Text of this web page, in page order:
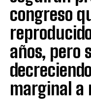
congreso
años, pero
marginal a